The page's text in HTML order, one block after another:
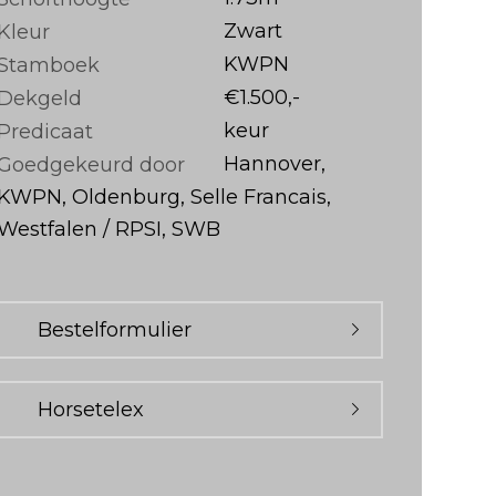
Zwart
KWPN
€1.500,-
keur
door
Hannover,
Oldenburg, Selle Francais,
/ RPSI, SWB
Bestelformulier
Horsetelex